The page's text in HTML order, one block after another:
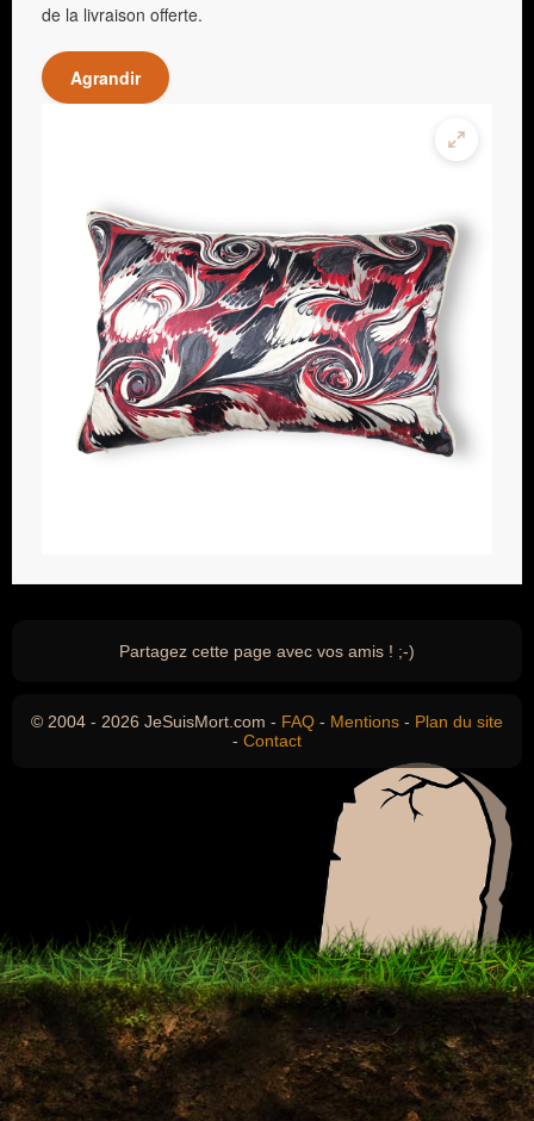
de la livraison offerte.
Agrandir
Partagez cette page avec vos amis ! ;-)
© 2004 - 2026 JeSuisMort.com - FAQ - Mentions - Plan du site
- Contact